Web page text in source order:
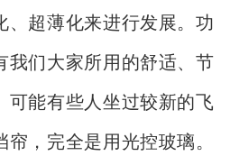
、超薄化来进行发展。功
我们大家所用的舒适、节
可能有些人坐过较新的飞
，完全是用光控玻璃。